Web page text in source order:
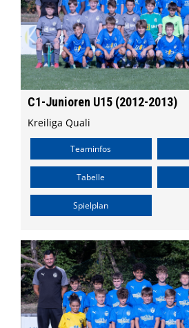
C1-Junioren U15 (2012-2013)
Kreiliga Quali
Teaminfos
Tabelle
Spielplan